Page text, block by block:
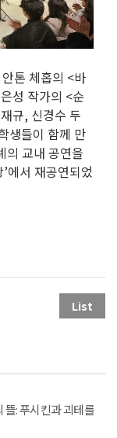
톤 체홉의 <바
성 작가의 <순
규, 신경수 두
생들이 함께 만
의 교내 공연을
에서 재공연되었
List
: 푸시킨과 괴테를